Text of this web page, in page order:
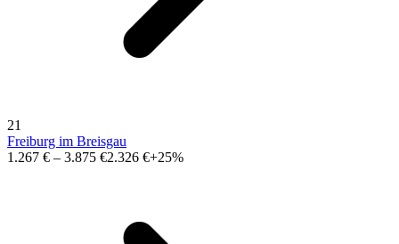
21
Freiburg im Breisgau
1.267 € – 3.875 €2.326 €+25%